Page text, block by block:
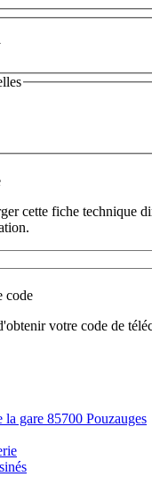
cette fiche technique
code
votre code de
la gare 85700 Pouzauges